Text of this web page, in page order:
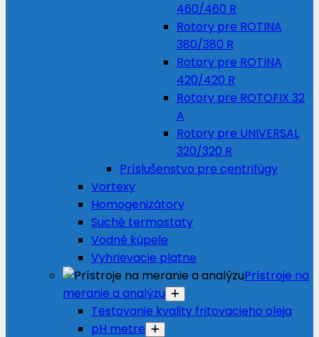
460/460 R
Rotory pre ROTINA
380/380 R
Rotory pre ROTINA
420/420 R
Rotory pre ROTOFIX 32
A
Rotory pre UNIVERSAL
320/320 R
Príslušenstvo pre centrifúgy
Vortexy
Homogenizátory
Suché termostaty
Vodné kúpele
Vyhrievacie platne
Prístroje na
meranie a analýzu
Testovanie kvality fritovacieho oleja
pH metre